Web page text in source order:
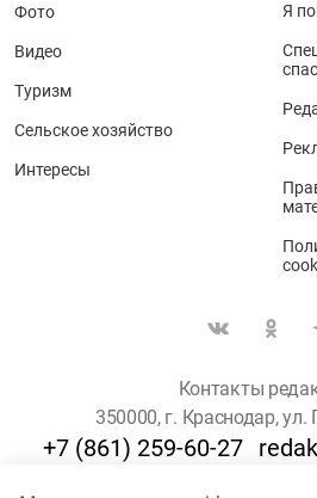
Фото
Видео
Туризм
Сельское хозяйство
Интересы
Я
Контакты
350000, г. Краснодар,
+7 (861) 259-60-27